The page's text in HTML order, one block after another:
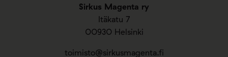
Sirkus Magenta ry
Itäkatu 7
00930 Helsinki
toimisto@sirkusmagenta.fi